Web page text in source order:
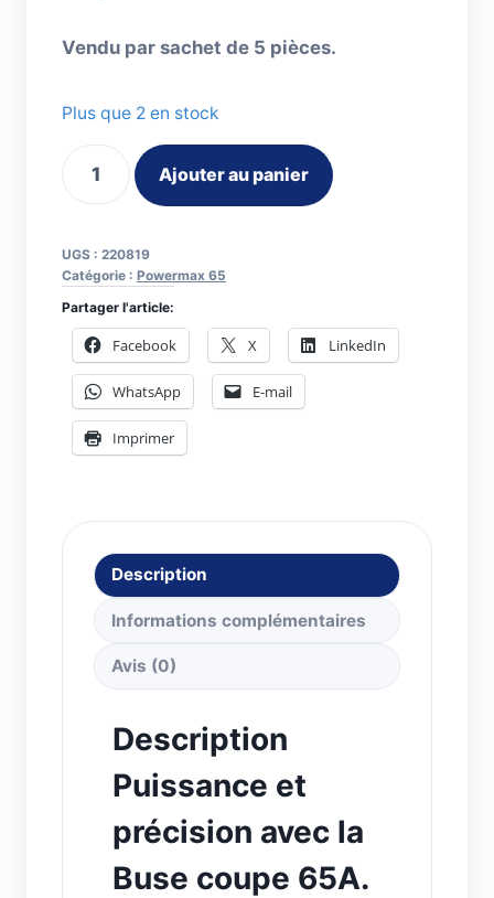
Vendu par sachet de 5 pièces.
Plus que 2 en stock
coupe
65A.
PMX65/85/105
Ajouter au panier
UGS : 220819
Catégorie : Powermax 65
Partager l'article:
Facebook X LinkedIn
WhatsApp E-mail
Imprimer
Description
Informations complémentaires
Avis (0)
Description
Puissance et
précision avec la
Buse coupe 65A.